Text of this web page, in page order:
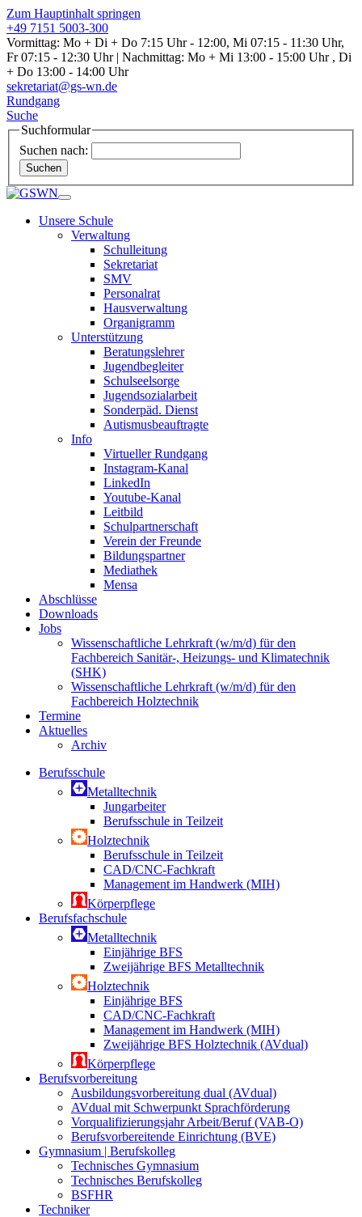
Zum Hauptinhalt springen
+49 7151 5003-300
Vormittag: Mo + Di + Do 7:15 Uhr - 12:00, Mi 07:15 - 11:30 Uhr,
Fr 07:15 - 12:30 Uhr | Nachmittag: Mo + Mi 13:00 - 15:00 Uhr , Di
+ Do 13:00 - 14:00 Uhr
sekretariat@gs-wn.de
Rundgang
Suche
Suchformular
Suchen nach:
Suchen
Unsere Schule
Verwaltung
Schulleitung
Sekretariat
SMV
Personalrat
Hausverwaltung
Organigramm
Unterstützung
Beratungslehrer
Jugendbegleiter
Schulseelsorge
Jugendsozialarbeit
Sonderpäd. Dienst
Autismusbeauftragte
Info
Virtueller Rundgang
Instagram-Kanal
LinkedIn
Youtube-Kanal
Leitbild
Schulpartnerschaft
Verein der Freunde
Bildungspartner
Mediathek
Mensa
Abschlüsse
Downloads
Jobs
Wissenschaftliche Lehrkraft (w/m/d) für den
Fachbereich Sanitär-, Heizungs- und Klimatechnik
(SHK)
Wissenschaftliche Lehrkraft (w/m/d) für den
Fachbereich Holztechnik
Termine
Aktuelles
Archiv
Berufsschule
Metalltechnik
Jungarbeiter
Berufsschule in Teilzeit
Holztechnik
Berufsschule in Teilzeit
CAD/CNC-Fachkraft
Management im Handwerk (MIH)
Körperpflege
Berufsfachschule
Metalltechnik
Einjährige BFS
Zweijährige BFS Metalltechnik
Holztechnik
Einjährige BFS
CAD/CNC-Fachkraft
Management im Handwerk (MIH)
Zweijährige BFS Holztechnik (AVdual)
Körperpflege
Berufsvorbereitung
Ausbildungsvorbereitung dual (AVdual)
AVdual mit Schwerpunkt Sprachförderung
Vorqualifizierungsjahr Arbeit/Beruf (VAB-O)
Berufsvorbereitende Einrichtung (BVE)
Gymnasium | Berufskolleg
Technisches Gymnasium
Technisches Berufskolleg
BSFHR
Techniker